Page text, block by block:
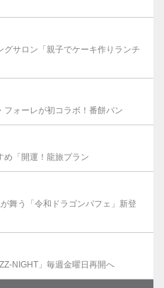
サロン「親子でケーキ作りランチ
ォーレが初コラボ！番餅パン
め「開運！龍旅プラン
舞う「令和ドラゴンパフェ」新登
NIGHT」毎週金曜日再開へ